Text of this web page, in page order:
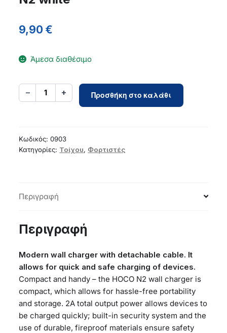
9,90€
Άμεσα διαθέσιμο
− 1 +
Phone
charger
2A
Lightning
white
ποσότητα
Προσθήκη στο καλάθι
Κωδικός:0903
Κατηγορίες: Τοίχου, Φορτιστές
Περιγραφή
Περιγραφή
Modern wall charger with detachable cable. It
allows for quick and safe charging of devices.
Compact and handy – the HOCO N2 wall charger is
compact, which allows for hassle-free portability
and storage. 2A total output power allows devices to
be charged quickly; built-in security system and the
use of durable, fireproof materials ensure safety